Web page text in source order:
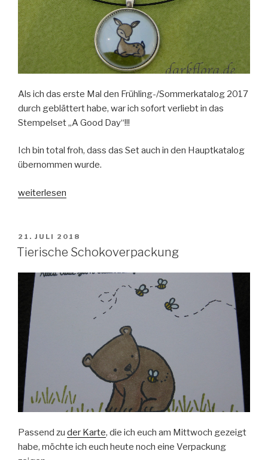
Als ich das erste Mal den Frühling-/Sommerkatalog 2017
durch geblättert habe, war ich sofort verliebt in das
Stempelset „A Good Day“!!!
Ich bin total froh, dass das Set auch in den Hauptkatalog
übernommen wurde.
„A
weiterlesen
VERÖFFENTLICHT
AM
21. JULI 2018
Tierische Schokoverpackung
Passend zu der Karte, die ich euch am Mittwoch gezeigt
habe, möchte ich euch heute noch eine Verpackung